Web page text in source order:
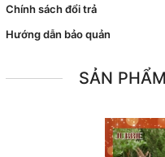
Chính sách đổi trả
Hướng dẫn bảo quản
SẢN